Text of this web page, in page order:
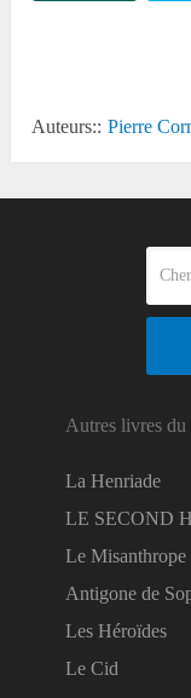
Auteurs:: Pierre
Autres livres du
La Henriade
LE SECOND
Le Misanthrope
Antigone de
Les Héroïdes
Le Cid